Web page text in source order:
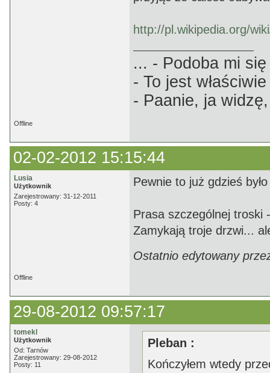
http://pl.wikipedia.org/
... - Podoba mi
- To jest
- Paanie, ja
Offline
02-02-2012 15:15:44
Lusia
Użytkownik
Zarejestrowany: 31-12-2011
Posty: 4
Pewnie to już gdzieś
Prasa szczególnej troski
Zamykają troje drzwi...
Ostatnio edytowany
Offline
29-08-2012 09:57:17
tomekl
Użytkownik
Od: Tarnów
Zarejestrowany: 29-08-2012
Posty: 11
Pleban :
Kończyłem wtedy